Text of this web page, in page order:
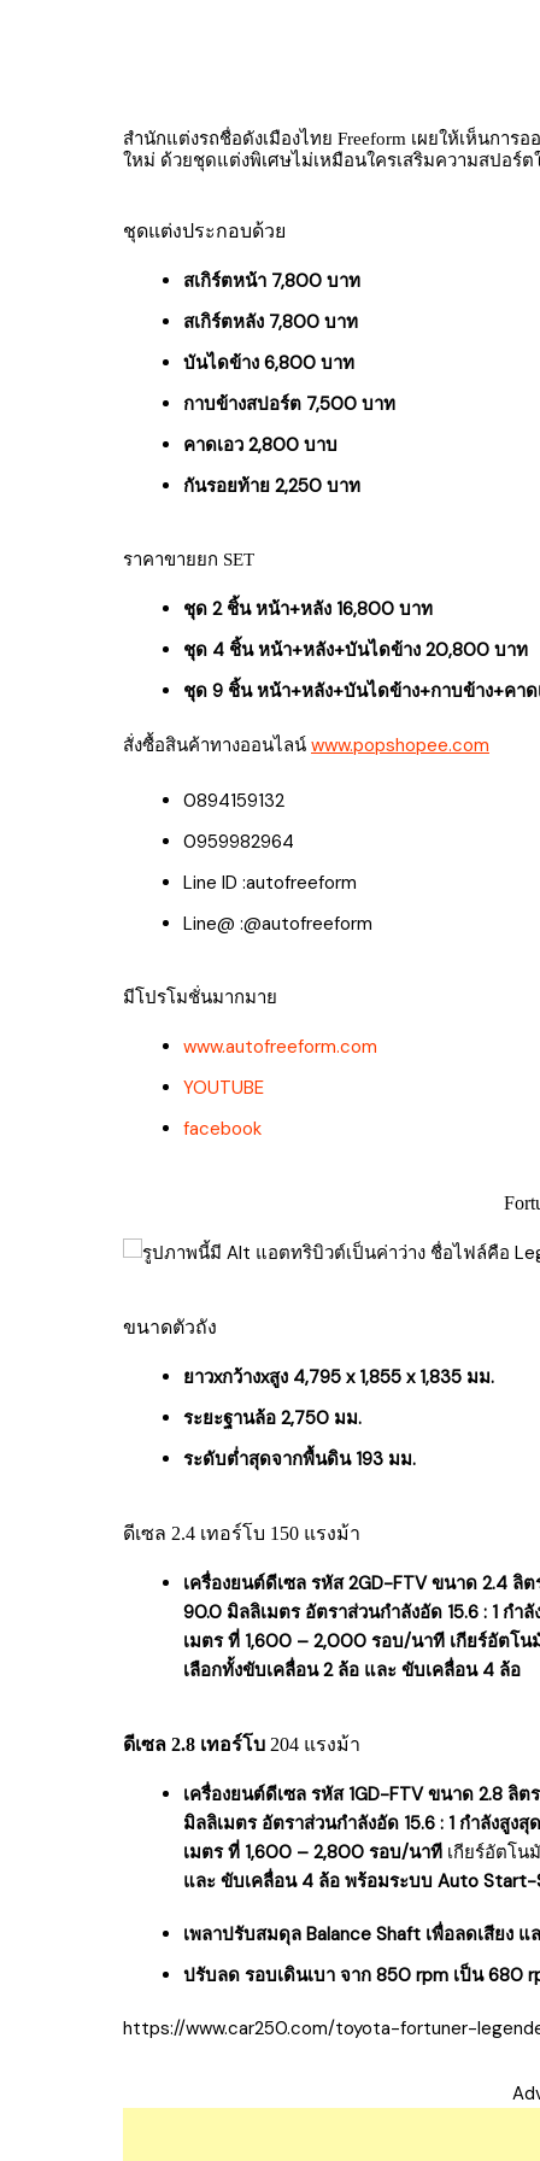
สำนักแต่งรถชื่อดังเมืองไทย Freeform เผยให้เห็นการ
ใหม่ ด้วยชุดแต่งพิเศษไม่เหมือนใครเสริมความสปอร์ต
ชุดแต่งประกอบด้วย
สเกิร์ตหน้า 7,800 บาท
สเกิร์ตหลัง 7,800 บาท
บันไดข้าง 6,800 บาท
กาบข้างสปอร์ต 7,500 บาท
คาดเอว 2,800 บาบ
กันรอยท้าย 2,250 บาท
ราคาขายยก SET
ชุด 2 ชิ้น หน้า+หลัง 16,800 บาท
ชุด 4 ชิ้น หน้า+หลัง+บันไดข้าง 20,800 บาท
ชุด 9 ชิ้น หน้า+หลัง+บันไดข้าง+กาบข้าง+คา
สั่งซื้อสินค้าทางออนไลน์ www.popshopee.com
0894159132
0959982964
Line ID :autofreeform
Line@ :@autofreeform
มีโปรโมชั่นมากมาย
www.autofreeform.com
YOUTUBE
facebook
ขนาดตัวถัง
ยาวxกว้างxสูง 4,795 x 1,855 x 1,835 มม.
ระยะฐานล้อ 2,750 มม.
ระดับต่ำสุดจากพื้นดิน 193 มม.
ดีเซล 2.4 เทอร์โบ 150 แรงม้า
เครื่องยนต์ดีเซล รหัส 2GD-FTV ขนาด 2.4 ลิ
90.0 มิลลิเมตร อัตราส่วนกำลังอัด 15.6 : 1 ก
เมตร ที่ 1,600 – 2,000 รอบ/นาที เกียร์อัตโ
เลือกทั้งขับเคลื่อน 2 ล้อ และ ขับเคลื่อน 4 ล้อ
ดีเซล 2.8 เทอร์โบ 204 แรงม้า
เครื่องยนต์ดีเซล รหัส 1GD-FTV ขนาด 2.8 ลิ
มิลลิเมตร อัตราส่วนกำลังอัด 15.6 : 1 กำลัง
เมตร ที่ 1,600 – 2,800 รอบ/นาที เกียร์อัตโน
และ ขับเคลื่อน 4 ล้อ พร้อมระบบ Auto
เพลาปรับสมดุล Balance Shaft เพื่อลดเสียง แ
ปรับลด รอบเดินเบา จาก 850 rpm เป็น 680
https://www.car250.com/toyota-fortuner-